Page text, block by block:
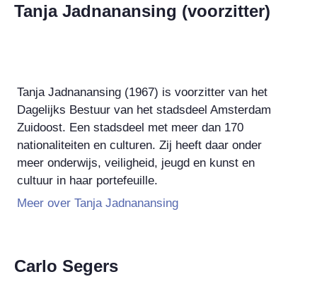
Tanja Jadnanansing (voorzitter)
Tanja Jadnanansing (1967) is voorzitter van het
Dagelijks Bestuur van het stadsdeel Amsterdam
Zuidoost. Een stadsdeel met meer dan 170
nationaliteiten en culturen. Zij heeft daar onder
meer onderwijs, veiligheid, jeugd en kunst en
cultuur in haar portefeuille.
Meer over Tanja Jadnanansing
Carlo Segers